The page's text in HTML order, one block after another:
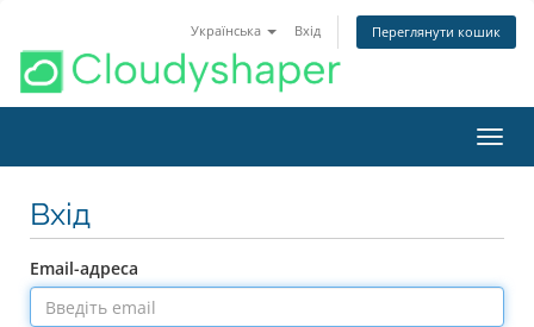
Українська Вхід Переглянути кошик
Вхід
Email-адреса